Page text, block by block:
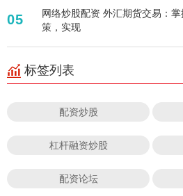
05
网络炒股配资 外汇期货交易：
策，实现
标签列表
配资炒股
杠杆融资炒股
配资论坛